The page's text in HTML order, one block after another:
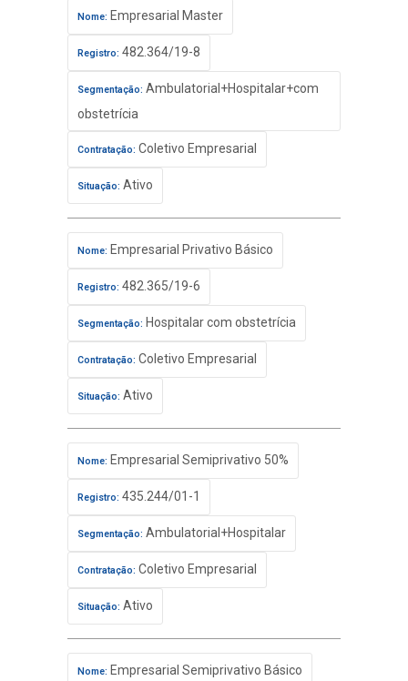
Nome: Empresarial Master
Registro: 482.364/19-8
Segmentação: Ambulatorial+Hospitalar+com
obstetrícia
Contratação: Coletivo Empresarial
Situação: Ativo
Nome: Empresarial Privativo Básico
Registro: 482.365/19-6
Segmentação: Hospitalar com obstetrícia
Contratação: Coletivo Empresarial
Situação: Ativo
Nome: Empresarial Semiprivativo 50%
Registro: 435.244/01-1
Segmentação: Ambulatorial+Hospitalar
Contratação: Coletivo Empresarial
Situação: Ativo
Nome: Empresarial Semiprivativo Básico